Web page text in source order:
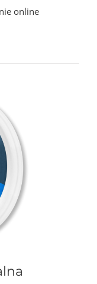
online